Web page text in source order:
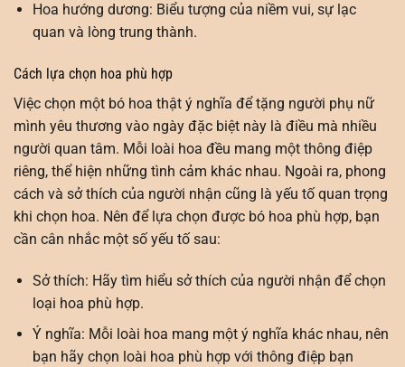
Hoa hướng dương: Biểu tượng của niềm vui, sự lạc
quan và lòng trung thành.
Cách lựa chọn hoa phù hợp
Việc chọn một bó hoa thật ý nghĩa để tặng người phụ nữ
mình yêu thương vào ngày đặc biệt này là điều mà nhiều
người quan tâm. Mỗi loài hoa đều mang một thông điệp
riêng, thể hiện những tình cảm khác nhau. Ngoài ra, phong
cách và sở thích của người nhận cũng là yếu tố quan trọng
khi chọn hoa. Nên để lựa chọn được bó hoa phù hợp, bạn
cần cân nhắc một số yếu tố sau:
Sở thích: Hãy tìm hiểu sở thích của người nhận để chọn
loại hoa phù hợp.
Ý nghĩa: Mỗi loài hoa mang một ý nghĩa khác nhau, nên
bạn hãy chọn loài hoa phù hợp với thông điệp bạn